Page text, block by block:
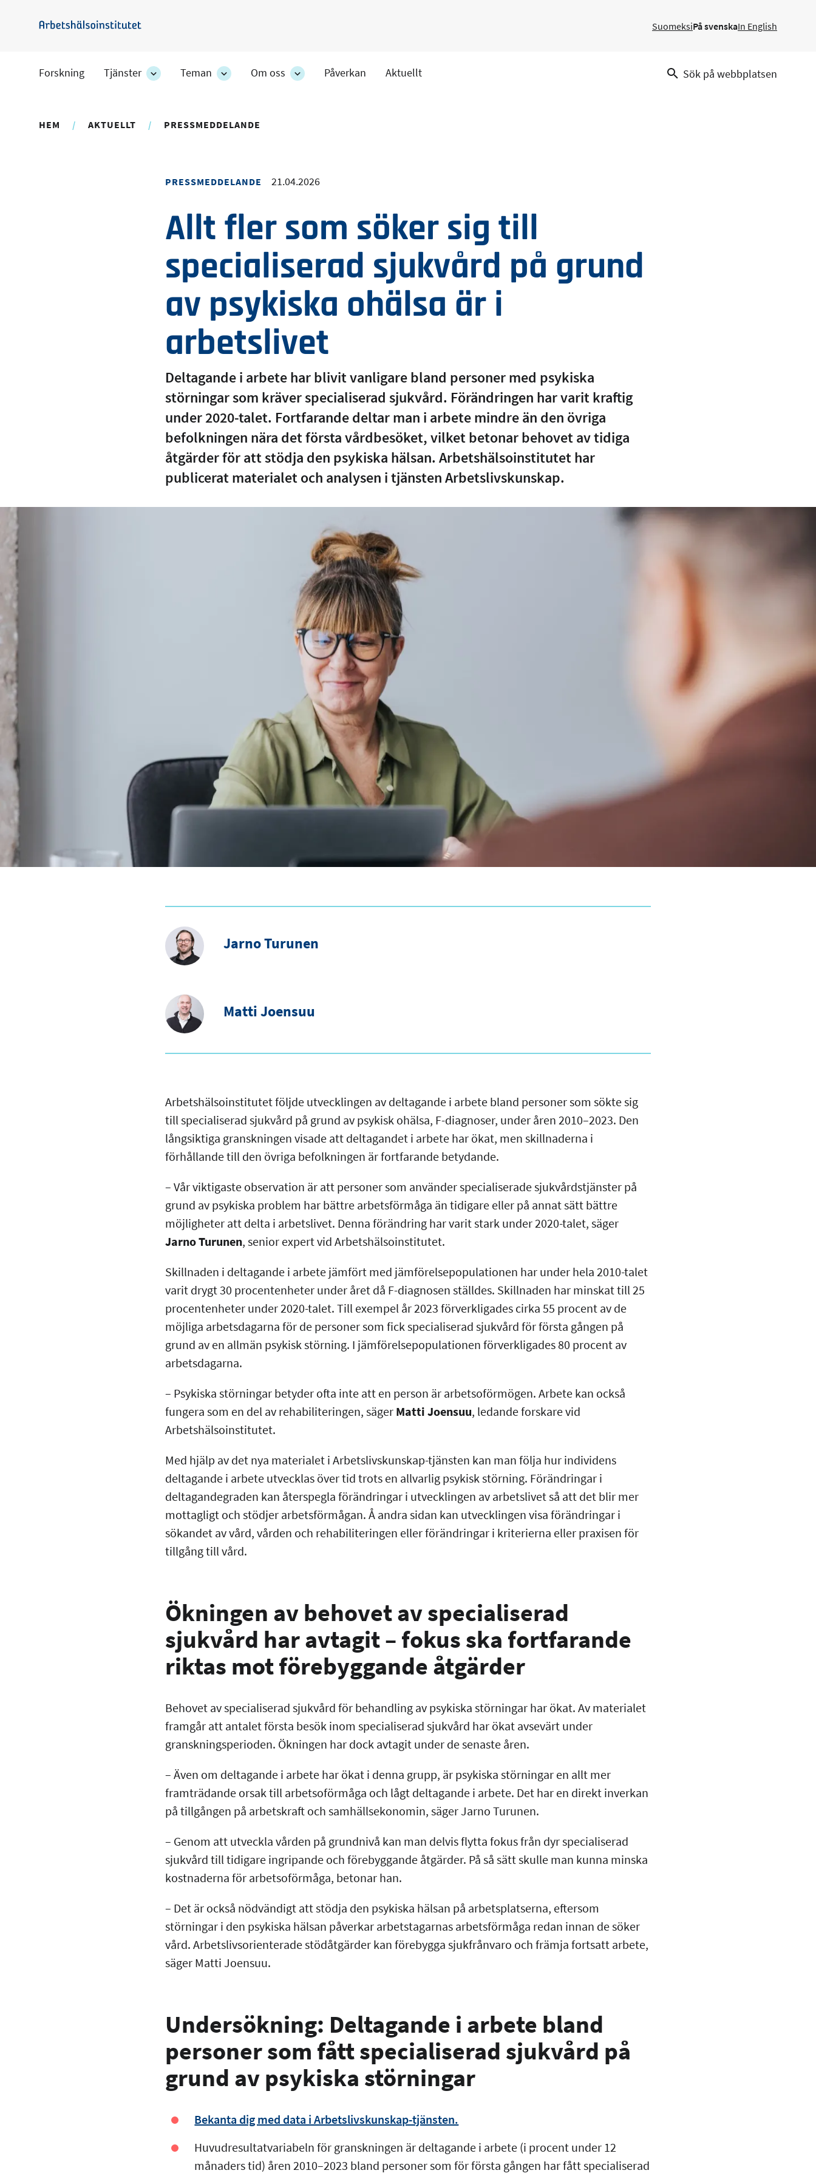
Arbetshälsoinstitutet
SuomeksiPå svenskaIn English
Forskning Tjänster
TjänsterTeman
TemanOm oss
Om
Påverkan Aktuellt Sök på webbplatsen
HEM AKTUELLT PRESSMEDDELANDE
PRESSMEDDELANDE 21.04.2026
Allt fler som söker sig till
specialiserad sjukvård på grund
av psykiska ohälsa är i
arbetslivet
Deltagande i arbete har blivit vanligare bland personer med psykiska
störningar som kräver specialiserad sjukvård. Förändringen har varit kraftig
under 2020-talet. Fortfarande deltar man i arbete mindre än den övriga
befolkningen nära det första vårdbesöket, vilket betonar behovet av tidiga
åtgärder för att stödja den psykiska hälsan. Arbetshälsoinstitutet har
publicerat materialet och analysen i tjänsten Arbetslivskunskap.
Jarno Turunen
Matti Joensuu
Arbetshälsoinstitutet följde utvecklingen av deltagande i arbete bland personer som sökte sig
till specialiserad sjukvård på grund av psykisk ohälsa, F-diagnoser, under åren 2010–2023. Den
långsiktiga granskningen visade att deltagandet i arbete har ökat, men skillnaderna i
förhållande till den övriga befolkningen är fortfarande betydande.
– Vår viktigaste observation är att personer som använder specialiserade sjukvårdstjänster på
grund av psykiska problem har bättre arbetsförmåga än tidigare eller på annat sätt bättre
möjligheter att delta i arbetslivet. Denna förändring har varit stark under 2020-talet, säger
Jarno Turunen, senior expert vid Arbetshälsoinstitutet.
Skillnaden i deltagande i arbete jämfört med jämförelsepopulationen har under hela 2010-talet
varit drygt 30 procentenheter under året då F-diagnosen ställdes. Skillnaden har minskat till 25
procentenheter under 2020-talet. Till exempel år 2023 förverkligades cirka 55 procent av de
möjliga arbetsdagarna för de personer som fick specialiserad sjukvård för första gången på
grund av en allmän psykisk störning. I jämförelsepopulationen förverkligades 80 procent av
arbetsdagarna.
– Psykiska störningar betyder ofta inte att en person är arbetsoförmögen. Arbete kan också
fungera som en del av rehabiliteringen, säger Matti Joensuu, ledande forskare vid
Arbetshälsoinstitutet.
Med hjälp av det nya materialet i Arbetslivskunskap-tjänsten kan man följa hur individens
deltagande i arbete utvecklas över tid trots en allvarlig psykisk störning. Förändringar i
deltagandegraden kan återspegla förändringar i utvecklingen av arbetslivet så att det blir mer
mottagligt och stödjer arbetsförmågan. Å andra sidan kan utvecklingen visa förändringar i
sökandet av vård, vården och rehabiliteringen eller förändringar i kriterierna eller praxisen för
tillgång till vård.
Ökningen av behovet av specialiserad
sjukvård har avtagit – fokus ska fortfarande
riktas mot förebyggande åtgärder
Behovet av specialiserad sjukvård för behandling av psykiska störningar har ökat. Av materialet
framgår att antalet första besök inom specialiserad sjukvård har ökat avsevärt under
granskningsperioden. Ökningen har dock avtagit under de senaste åren.
– Även om deltagande i arbete har ökat i denna grupp, är psykiska störningar en allt mer
framträdande orsak till arbetsoförmåga och lågt deltagande i arbete. Det har en direkt inverkan
på tillgången på arbetskraft och samhällsekonomin, säger Jarno Turunen.
– Genom att utveckla vården på grundnivå kan man delvis flytta fokus från dyr specialiserad
sjukvård till tidigare ingripande och förebyggande åtgärder. På så sätt skulle man kunna minska
kostnaderna för arbetsoförmåga, betonar han.
– Det är också nödvändigt att stödja den psykiska hälsan på arbetsplatserna, eftersom
störningar i den psykiska hälsan påverkar arbetstagarnas arbetsförmåga redan innan de söker
vård. Arbetslivsorienterade stödåtgärder kan förebygga sjukfrånvaro och främja fortsatt arbete,
säger Matti Joensuu.
Undersökning: Deltagande i arbete bland
personer som fått specialiserad sjukvård på
grund av psykiska störningar
Bekanta dig med data i Arbetslivskunskap-tjänsten.
Huvudresultatvariabeln för granskningen är deltagande i arbete (i procent under 12
månaders tid) åren 2010–2023 bland personer som för första gången har fått specialiserad